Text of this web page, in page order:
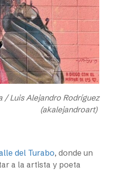
/ Luis Alejandro Rodríguez
(akalejandroart)
del Turabo, donde un
a la artista y poeta